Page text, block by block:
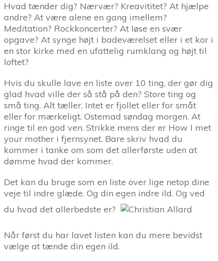
Hvad tænder dig? Nærvær? Kreavititet? At hjælpe
andre? At være alene en gang imellem?
Meditation? Rockkoncerter? At løse en svær
opgave? At synge højt i badeværelset eller i et kor i
en stor kirke med en ufattelig rumklang og højt til
loftet?
Hvis du skulle lave en liste over 10 ting, der gør dig
glad hvad ville der så stå på den? Store ting og
små ting. Alt tæller. Intet er fjollet eller for småt
eller for mærkeligt. Ostemad søndag morgen. At
ringe til en god ven. Strikke mens der er How I met
your mother i fjernsynet. Bare skriv hvad du
kommer i tanke om som det allerførste uden at
dømme hvad der kommer.
Det kan du bruge som en liste over lige netop dine
veje til indre glæde. Og din egen indre ild. Og ved
du hvad det allerbedste er?
Når først du har lavet listen kan du mere bevidst
vælge at tænde din egen ild.